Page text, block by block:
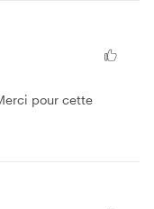
pour cette